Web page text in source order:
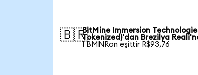
🇧🇷BitMine Immersion
Tokenized)'dan Brezilya
1 BMNRon eşittir R$93,76